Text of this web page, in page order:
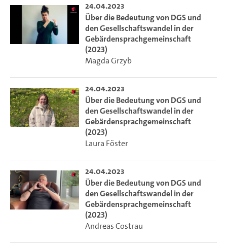
24.04.2023
Über die Bedeutung von DGS und
den Gesellschaftswandel in der
Gebärdensprachgemeinschaft
(2023)
Magda Grzyb
24.04.2023
Über die Bedeutung von DGS und
den Gesellschaftswandel in der
Gebärdensprachgemeinschaft
(2023)
Laura Föster
24.04.2023
Über die Bedeutung von DGS und
den Gesellschaftswandel in der
Gebärdensprachgemeinschaft
(2023)
Andreas Costrau